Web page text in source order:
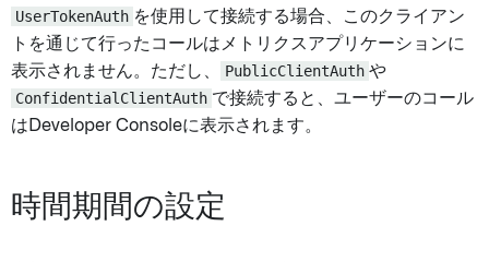
UserTokenAuth を使用して接続する場合、このクライアン
トを通じて行ったコールはメトリクスアプリケーションに
表示されません。ただし、
PublicClientAuth や
ConfidentialClientAuth で接続すると、ユーザーのコール
はDeveloper Consoleに表示されます。
時間期間の設定